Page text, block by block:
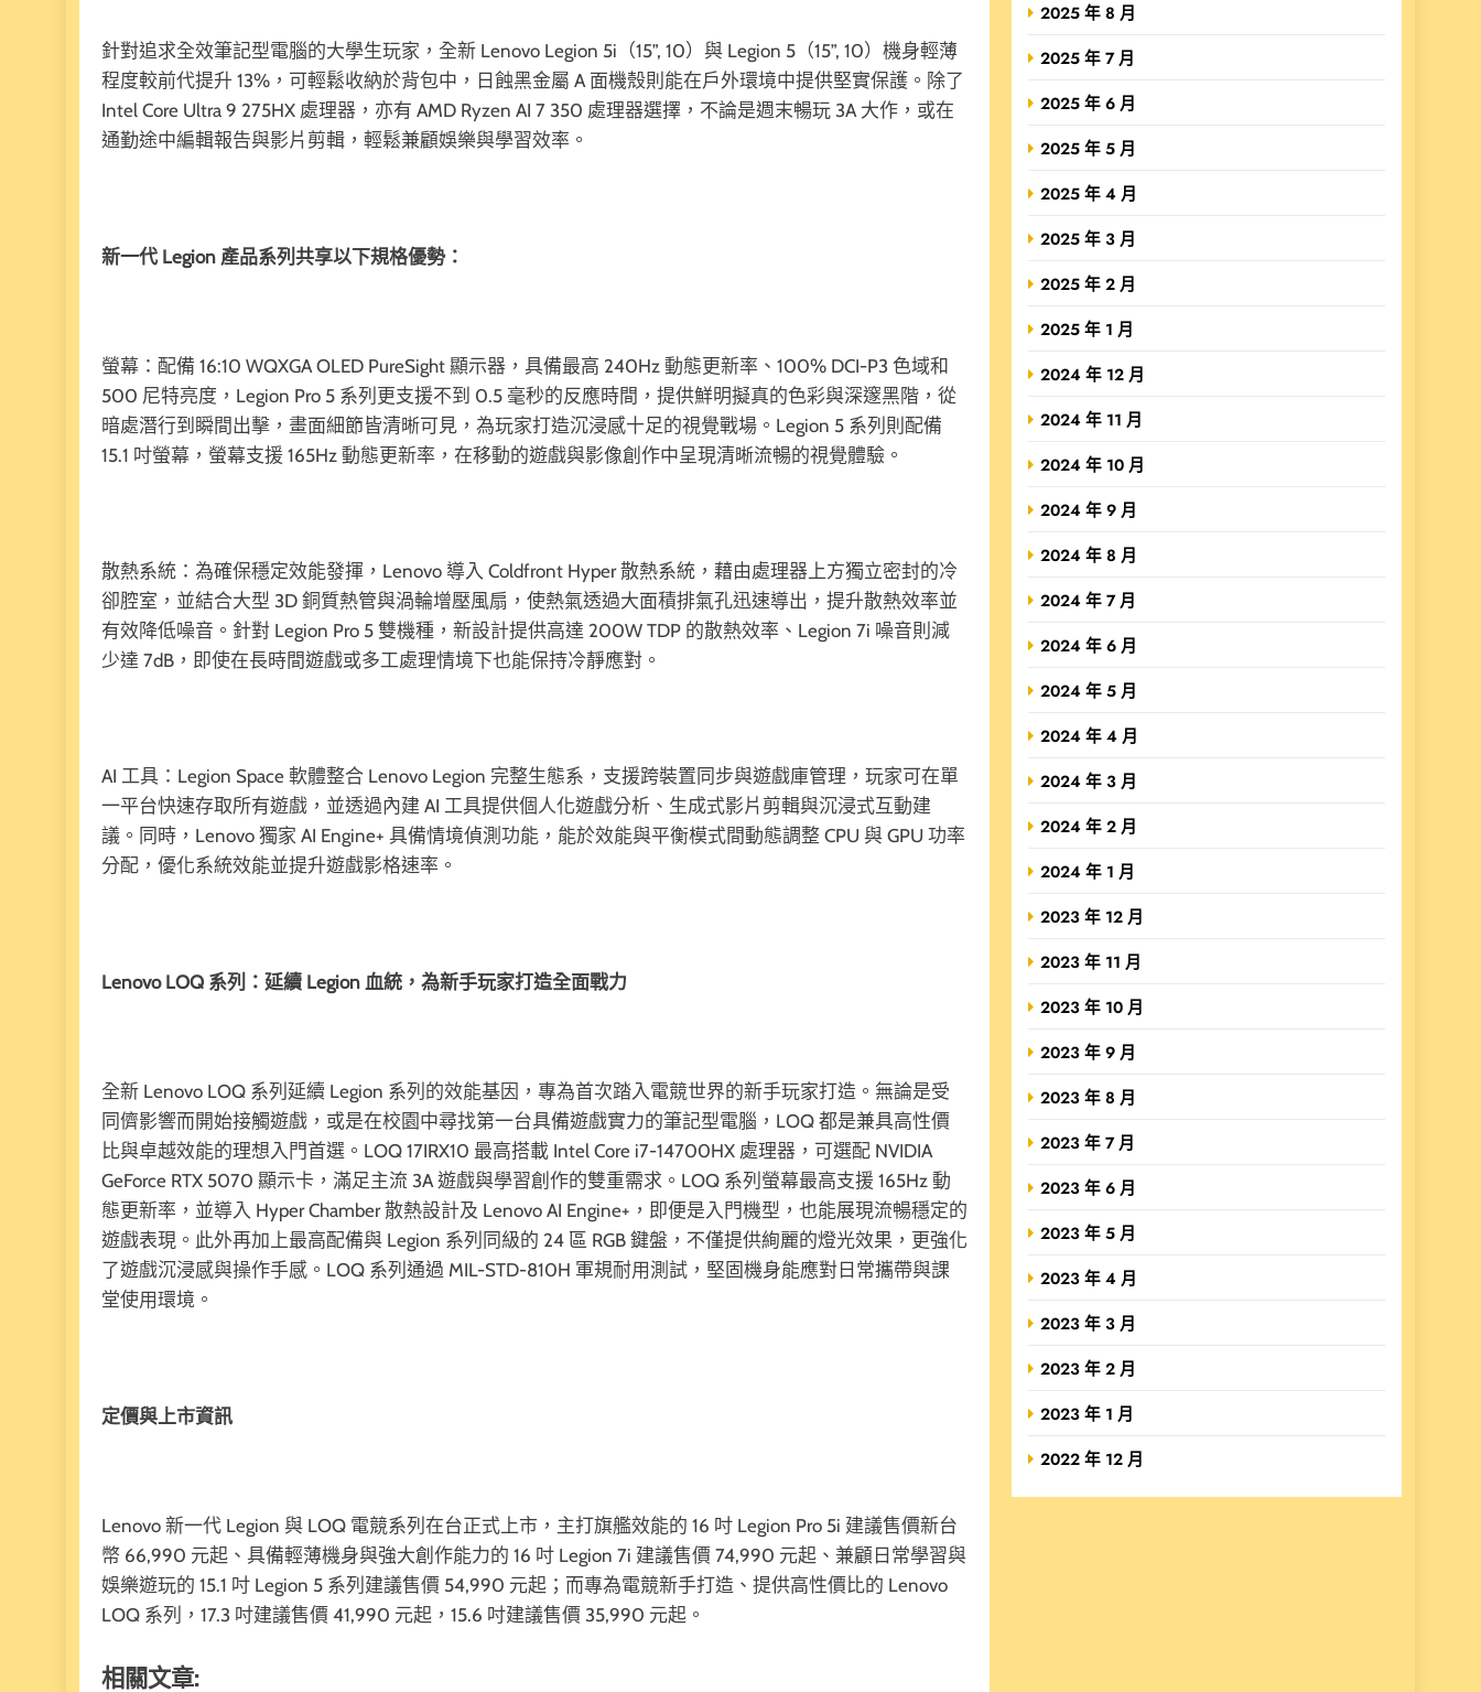
針對追求全效筆記型電腦的大學生玩家，全新 Lenovo Legion 5i（15”, 10）與 Legion 5（15”, 10）機身輕薄
程度較前代提升 13%，可輕鬆收納於背包中，日蝕黑金屬 A 面機殼則能在戶外環境中提供堅實保護。除了
Intel Core Ultra 9 275HX 處理器，亦有 AMD Ryzen AI 7 350 處理器選擇，不論是週末暢玩 3A 大作，或在
通勤途中編輯報告與影片剪輯，輕鬆兼顧娛樂與學習效率。
新一代 Legion 產品系列共享以下規格優勢：
螢幕：配備 16:10 WQXGA OLED PureSight 顯示器，具備最高 240Hz 動態更新率、100% DCI-P3 色域和
500 尼特亮度，Legion Pro 5 系列更支援不到 0.5 毫秒的反應時間，提供鮮明擬真的色彩與深邃黑階，從
暗處潛行到瞬間出擊，畫面細節皆清晰可見，為玩家打造沉浸感十足的視覺戰場。Legion 5 系列則配備
15.1 吋螢幕，螢幕支援 165Hz 動態更新率，在移動的遊戲與影像創作中呈現清晰流暢的視覺體驗。
散熱系統：為確保穩定效能發揮，Lenovo 導入 Coldfront Hyper 散熱系統，藉由處理器上方獨立密封的冷
卻腔室，並結合大型 3D 銅質熱管與渦輪增壓風扇，使熱氣透過大面積排氣孔迅速導出，提升散熱效率並
有效降低噪音。針對 Legion Pro 5 雙機種，新設計提供高達 200W TDP 的散熱效率、Legion 7i 噪音則減
少達 7dB，即使在長時間遊戲或多工處理情境下也能保持冷靜應對。
AI 工具：Legion Space 軟體整合 Lenovo Legion 完整生態系，支援跨裝置同步與遊戲庫管理，玩家可在單
一平台快速存取所有遊戲，並透過內建 AI 工具提供個人化遊戲分析、生成式影片剪輯與沉浸式互動建
議。同時，Lenovo 獨家 AI Engine+ 具備情境偵測功能，能於效能與平衡模式間動態調整 CPU 與 GPU 功率
分配，優化系統效能並提升遊戲影格速率。
Lenovo LOQ 系列：延續 Legion 血統，為新手玩家打造全面戰力
全新 Lenovo LOQ 系列延續 Legion 系列的效能基因，專為首次踏入電競世界的新手玩家打造。無論是受
同儕影響而開始接觸遊戲，或是在校園中尋找第一台具備遊戲實力的筆記型電腦，LOQ 都是兼具高性價
比與卓越效能的理想入門首選。LOQ 17IRX10 最高搭載 Intel Core i7-14700HX 處理器，可選配 NVIDIA
GeForce RTX 5070 顯示卡，滿足主流 3A 遊戲與學習創作的雙重需求。LOQ 系列螢幕最高支援 165Hz 動
態更新率，並導入 Hyper Chamber 散熱設計及 Lenovo AI Engine+，即便是入門機型，也能展現流暢穩定的
遊戲表現。此外再加上最高配備與 Legion 系列同級的 24 區 RGB 鍵盤，不僅提供絢麗的燈光效果，更強化
了遊戲沉浸感與操作手感。LOQ 系列通過 MIL-STD-810H 軍規耐用測試，堅固機身能應對日常攜帶與課
堂使用環境。
定價與上市資訊
Lenovo 新一代 Legion 與 LOQ 電競系列在台正式上市，主打旗艦效能的 16 吋 Legion Pro 5i 建議售價新台
幣 66,990 元起、具備輕薄機身與強大創作能力的 16 吋 Legion 7i 建議售價 74,990 元起、兼顧日常學習與
娛樂遊玩的 15.1 吋 Legion 5 系列建議售價 54,990 元起；而專為電競新手打造、提供高性價比的 Lenovo
LOQ 系列，17.3 吋建議售價 41,990 元起，15.6 吋建議售價 35,990 元起。
相關文章:
2025 年 8 月
2025 年 7 月
2025 年 6 月
2025 年 5 月
2025 年 4 月
2025 年 3 月
2025 年 2 月
2025 年 1 月
2024 年 12 月
2024 年 11 月
2024 年 10 月
2024 年 9 月
2024 年 8 月
2024 年 7 月
2024 年 6 月
2024 年 5 月
2024 年 4 月
2024 年 3 月
2024 年 2 月
2024 年 1 月
2023 年 12 月
2023 年 11 月
2023 年 10 月
2023 年 9 月
2023 年 8 月
2023 年 7 月
2023 年 6 月
2023 年 5 月
2023 年 4 月
2023 年 3 月
2023 年 2 月
2023 年 1 月
2022 年 12 月